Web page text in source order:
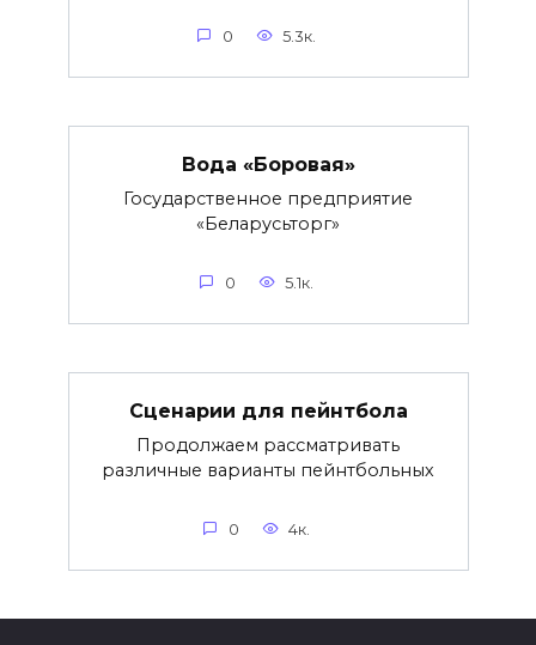
0 5.3к.
Вода «Боровая»
Государственное предприятие
«Беларусьторг»
0 5.1к.
Сценарии для пейнтбола
Продолжаем рассматривать
различные варианты пейнтбольных
0 4к.